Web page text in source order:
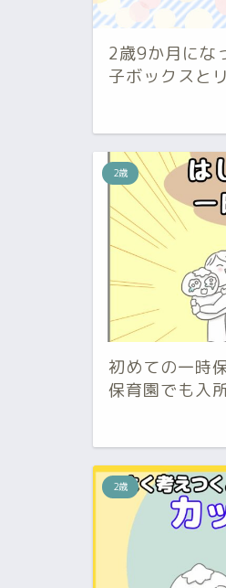
2歳9か月にな
子ボックスと
2歳
初めての一時
保育園でも入
2歳